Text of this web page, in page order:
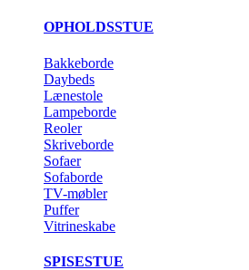
OPHOLDSSTUE
Bakkeborde
Daybeds
Lænestole
Lampeborde
Reoler
Skriveborde
Sofaer
Sofaborde
TV-møbler
Puffer
Vitrineskabe
SPISESTUE